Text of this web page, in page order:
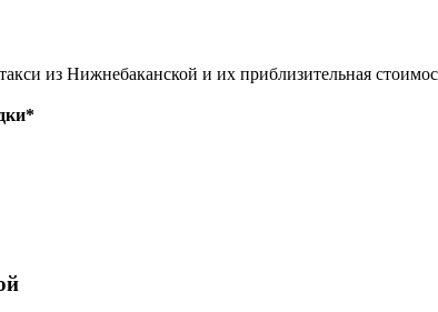
из Нижнебаканской и их приблизительная